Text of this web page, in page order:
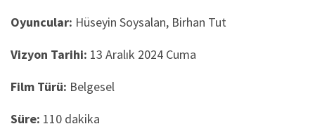
Oyuncular: Hüseyin Soysalan, Birhan Tut
Vizyon Tarihi: 13 Aralık 2024 Cuma
Film Türü: Belgesel
Süre: 110 dakika